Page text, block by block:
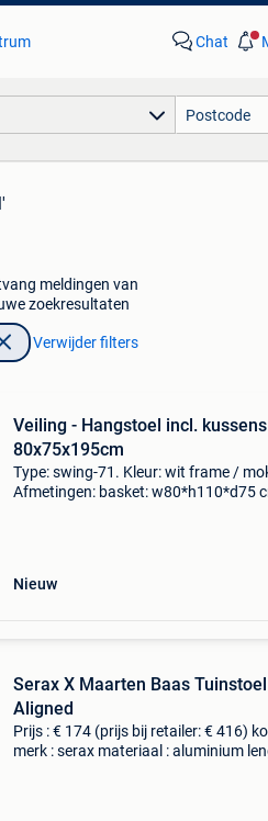
Chat
meldingen van
zoekresultaten
Verwijder filters
Veiling - Hangstoel incl. kussens
80x75x195cm
Type: swing-71. Kleur: wit frame /
Afmetingen: basket: w80*h110*d75
Nieuw
Serax X Maarten Baas
Aligned
Prijs : € 174 (prijs bij retailer: € 416)
merk : serax materiaal : aluminium